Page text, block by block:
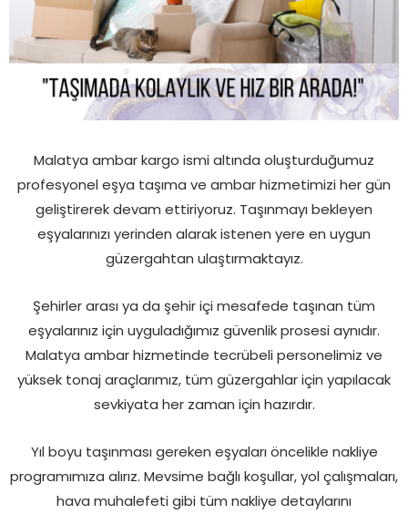
Malatya ambar kargo ismi altında oluşturduğumuz
profesyonel eşya taşıma ve ambar hizmetimizi her gün
geliştirerek devam ettiriyoruz. Taşınmayı bekleyen
eşyalarınızı yerinden alarak istenen yere en uygun
güzergahtan ulaştırmaktayız.
Şehirler arası ya da şehir içi mesafede taşınan tüm
eşyalarınız için uyguladığımız güvenlik prosesi aynıdır.
Malatya ambar hizmetinde tecrübeli personelimiz ve
yüksek tonaj araçlarımız, tüm güzergahlar için yapılacak
sevkiyata her zaman için hazırdır.
Yıl boyu taşınması gereken eşyaları öncelikle nakliye
programımıza alırız. Mevsime bağlı koşullar, yol çalışmaları,
hava muhalefeti gibi tüm nakliye detaylarını